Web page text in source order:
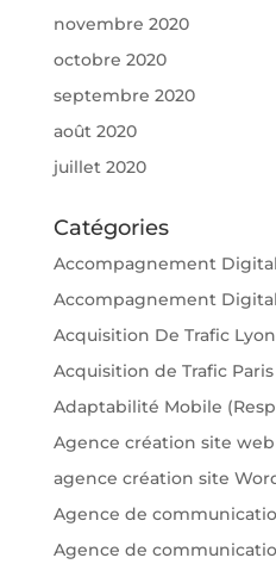
novembre 2020
octobre 2020
septembre 2020
août 2020
juillet 2020
Catégories
Accompagnement
Accompagnement
Acquisition De Trafic Lyon
Acquisition de Trafic Paris
Adaptabilité Mobile
Agence création site
agence création site
Agence de
Agence de